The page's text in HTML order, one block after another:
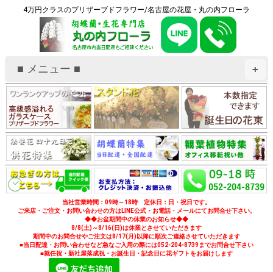
4万円クラスのプリザーブドフラワー/名古屋の花屋・丸の内フローラ
+
■ メニュー ■
当社営業時間：09時～18時 定休日：日・祝日です。
ご来店・ご注文・お問い合わせの方はLINE公式・お電話・メールにてお問合せ下さい。
◆◆お盆期間中の休業のお知らせ◆◆
8/8(土)～8/16(日)は休業とさせていただきます
期間中のお問合せやご注文は8/17(月)以降に順次ご連絡させていただきます
■当日配達・お問い合わせなど急なご入用の際には052-204-8739までお問合せ下さい
■就任祝・新社屋落成祝・お誕生日・記念日に花ギフトをお届けします